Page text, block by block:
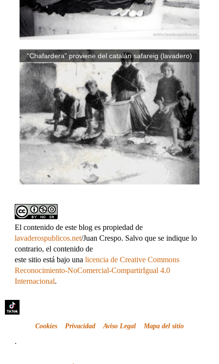
“Chafardera” proviene del catalán safareig (lavadero)
El contenido de este blog es propiedad de
lavaderospublicos.net/Juan Crespo. Salvo que se indique lo
contrario, el contenido de
este sitio está bajo una licencia de Creative Commons
Reconocimiento-NoComercial-CompartirIgual 4.0
Internacional.
Cookies Privacidad Aviso Legal Mapa del sitio
.